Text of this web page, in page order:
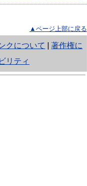
▲ページ上部に戻る
クについて
著作権に
リティ